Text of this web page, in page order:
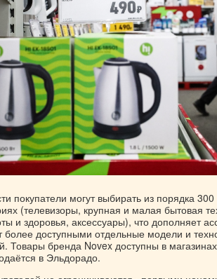
покупатели могут выбирать из порядка
(телевизоры, крупная и малая бытовая
и здоровья, аксессуары), что дополняет
более доступными отдельные модели и
Товары бренда Novex доступны в
в Эльдорадо.